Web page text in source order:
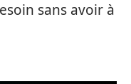
sans avoir à